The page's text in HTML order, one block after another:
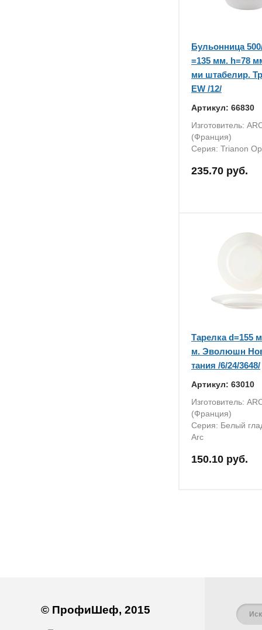
Бульонница
=135 мм. h=78
ми штабелир.
EW /12/
Артикул: 66830
Изготовитель:
(Франция)
Серия: Trianon
235.70 руб.
Тарелка d=155
м. Эволюшн
тания /6/24/3648/
Артикул: 63010
Изготовитель:
(Франция)
Серия: Белый
Arc
150.10 руб.
© ПрофиШеф, 2015